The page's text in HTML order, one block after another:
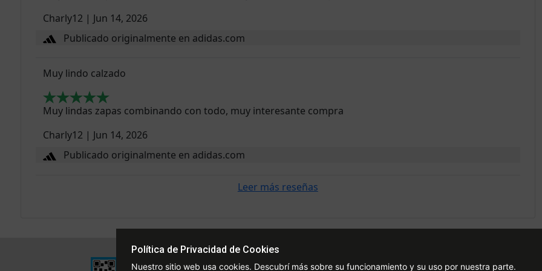
Charly12 | Jun 14, 2026
Publicado originalmente en adidas.com
Muy lindo calzado
Muy lindas zapas combinando con todo, muy interesante compra
Charly12 | Jun 14, 2026
Publicado originalmente en adidas.com
Leer más reseñas
Institucional Ayuda Redes Sociales
Política de Privacidad de Cookies
Nuestro sitio web usa cookies. Descubrí más sobre su funcionamiento y su uso por nuestra parte.